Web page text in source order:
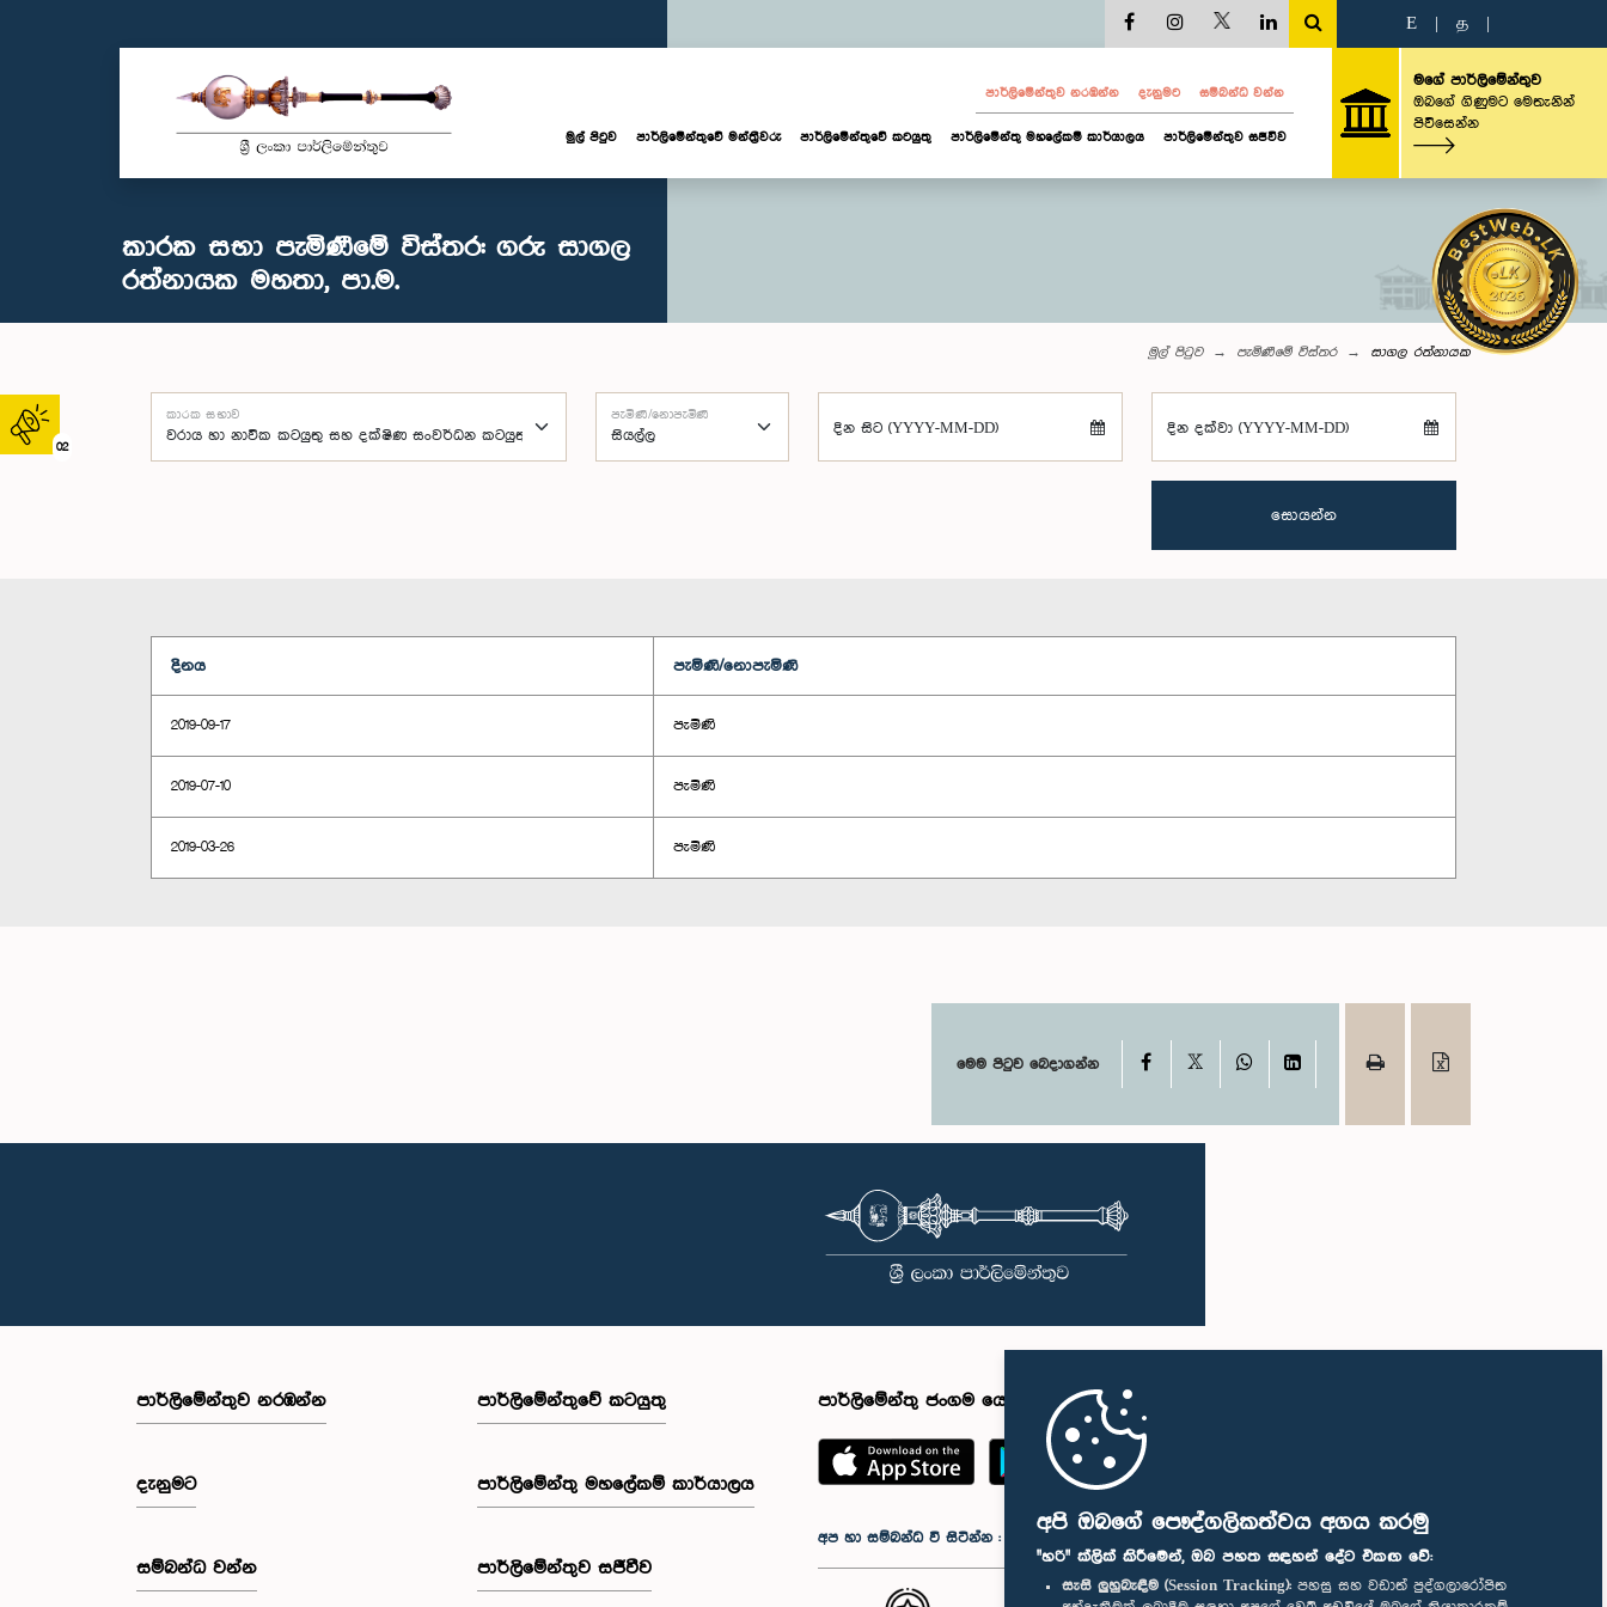
අපි ඔබගේ පෞද්ගලිකත්වය අගය කරමු
"හරි" ක්ලික් කිරීමෙන්, ඔබ පහත සඳහන් දේට එකඟ වේ:
සැසි ලුහුබැඳීම (Session Tracking): පහසු සහ වඩාත් පුද්ගලාරෝපිත
02
E த
පාර්ලි‌මේන්තුව නරඹන්න දැනුමට සම්බන්ධ වන්න
මුල් පිටුව පාර්ලි‌මේන්තුවේ මන්ත්‍රීවරු පාර්ලිමේන්තුවේ කටයුතු පාර්ලිමේන්තු මහලේකම් කාර්යාලය පාර්ලිමේන්තුව සජීවීව
මගේ පාර්ලිමේන්තුව
ඔබගේ ගිණුමට මෙතැනින්
පිවිසෙන්න
කාරක සභා පැමිණීමේ විස්තර: ගරු සාගල
රත්නායක මහතා, පා.ම.
මුල් පිටුව පැමිණීමේ විස්තර සාගල රත්නායක
කාරක සභාව පැමිණි/නොපැමිණි
දින සිට (YYYY-MM-DD) දින දක්වා (YYYY-MM-DD)
සොයන්න
දිනය පැමිණි/නොපැමිණි
2019-09-17 පැමිණි
2019-07-10 පැමිණි
2019-03-26 පැමිණි
මෙම පිටුව බෙදාගන්න Facebook WhatsAppLinkedIn
පාර්ලි‌මේන්තුව නරඹන්න
දැනුමට
සම්බන්ධ වන්න
පාර්ලිමේන්තුවේ කටයුතු
පාර්ලිමේන්තු මහලේකම් කාර්යාලය
පාර්ලිමේන්තුව සජීවීව
පාර්ලිමේන්තු ජංගම යෙදුම
අප හා සම්බන්ධ වී සිටින්න :